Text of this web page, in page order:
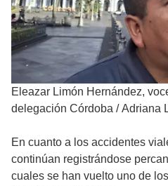
Eleazar Limón Hernández,
delegación Córdoba / Adriana
En cuanto a los accidentes
continúan registrándose
cuales se han vuelto uno de